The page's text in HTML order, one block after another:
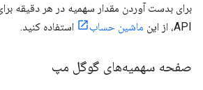
API، از این
ماشین حساب استفاده کنید.
صفحه سهمیه‌های گوگل مپ